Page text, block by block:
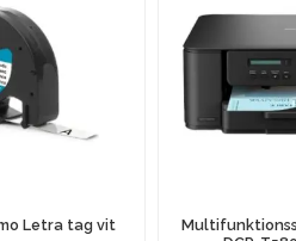
Letra tag vit